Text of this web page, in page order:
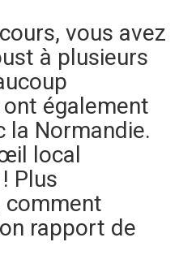
vous avez
à plusieurs
également
la Normandie.
local
Plus
comment
rapport de